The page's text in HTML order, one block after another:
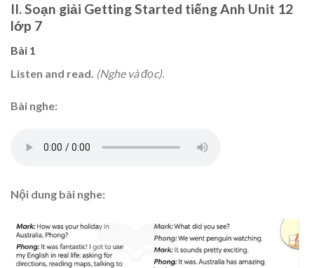
II. Soạn giải Getting Started tiếng Anh Unit 12
lớp 7
Bài 1
Listen and read. (Nghe và đọc).
Bài nghe:
Nội dung bài nghe: